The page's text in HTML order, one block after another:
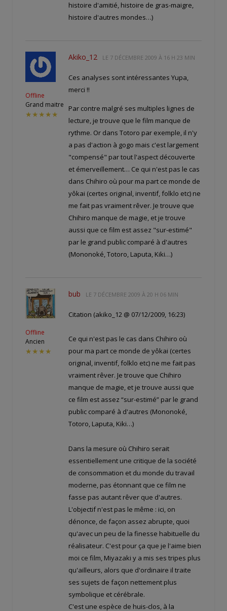
histoire d'amitié, histoire de gras-maigre,
histoire d'autres mondes…)
Offline
Grand maitre
★★★★★
Akiko_12 LE 7 DÉCEMBRE 2009 À 16 H 23 MIN
Ces analyses sont intéressantes Yupa,
merci !!
Par contre malgré ses multiples lignes de
lecture, je trouve que le film manque de
rythme. Or dans Totoro par exemple, il n'y
a pas d'action à gogo mais c'est largement
"compensé" par tout l'aspect découverte
et émerveillement… Ce qui n'est pas le cas
dans Chihiro où pour ma part ce monde de
yôkai (certes original, inventif, folklo etc) ne
me fait pas vraiment rêver. Je trouve que
Chihiro manque de magie, et je trouve
aussi que ce film est assez "sur-estimé"
par le grand public comparé à d'autres
(Mononoké, Totoro, Laputa, Kiki…)
Offline
Ancien
★★★★
bub LE 7 DÉCEMBRE 2009 À 20 H 06 MIN
Citation (akiko_12 @ 07/12/2009, 16:23)
Ce qui n'est pas le cas dans Chihiro où
pour ma part ce monde de yôkai (certes
original, inventif, folklo etc) ne me fait pas
vraiment rêver. Je trouve que Chihiro
manque de magie, et je trouve aussi que
ce film est assez “sur-estimé” par le grand
public comparé à d'autres (Mononoké,
Totoro, Laputa, Kiki…)
Dans la mesure où Chihiro serait
essentiellement une critique de la société
de consommation et du monde du travail
moderne, pas étonnant que ce film ne
fasse pas autant rêver que d'autres.
L'objectif n'est pas le même : ici, on
dénonce, de façon assez abrupte, quoi
qu'avec un peu de la finesse habituelle du
réalisateur. C'est pour ça que je l'aime bien
moi ce film, Miyazaki y a mis ses tripes plus
qu'ailleurs, alors que d'ordinaire il traite
ses sujets de façon nettement plus
symbolique et cérébrale.
C'est une espèce de huis-clos, à la